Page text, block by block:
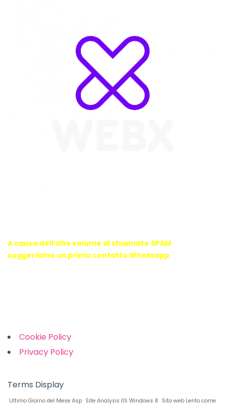
A causa dell’alto volume di chiamate SPAM
suggeriamo un primo contatto Whatsapp
Cookie Policy
Privacy Policy
Terms Display
Ultimo Giorno del Mese Asp Site Analysis IIS Windows 8 Sito web Lento come